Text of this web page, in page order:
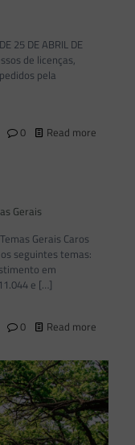
25 DE ABRIL DE
de licenças,
pela
0 Read more
Gerais
Gerais Caros
seguintes temas:
em
e […]
0 Read more